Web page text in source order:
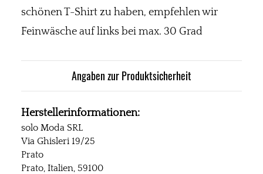
schönen T-Shirt zu haben, empfehlen wir
Feinwäsche auf links bei max. 30 Grad
Angaben zur Produktsicherheit
Herstellerinformationen:
solo Moda SRL
Via Ghisleri 19/25
Prato
Prato, Italien, 59100